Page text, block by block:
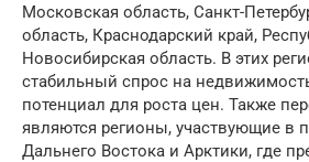
Московская область, Санкт-
область, Краснодарский край,
Новосибирская область. В этих
стабильный спрос на
потенциал для роста цен. Также
являются регионы, участвующие в
Дальнего Востока и Арктики, где